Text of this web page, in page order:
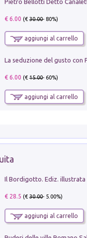
€ 6.00 (€30.00- 80%)
aggiungi al carrello
€ 6.00 (€15.00- 60%)
aggiungi al carrello
Il Bordigotto. Ediz. illustrata
€ 28.5 (€30.00- 5.00%)
aggiungi al carrello